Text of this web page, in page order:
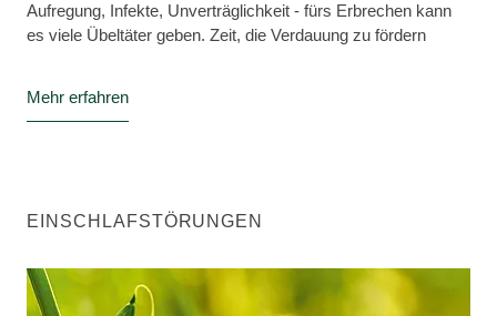
Aufregung, Infekte, Unverträglichkeit - fürs Erbrechen kann
es viele Übeltäter geben. Zeit, die Verdauung zu fördern
Mehr erfahren
EINSCHLAFSTÖRUNGEN